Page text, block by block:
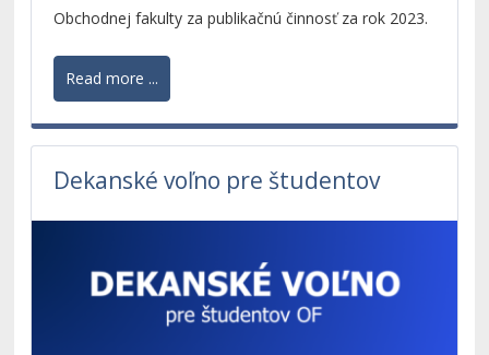
Obchodnej fakulty za publikačnú činnosť za rok 2023.
Read more ...
Dekanské voľno pre študentov